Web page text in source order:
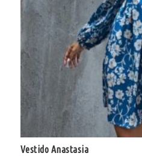
Túnica Romita